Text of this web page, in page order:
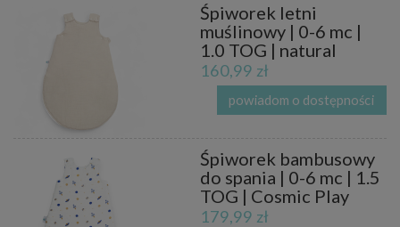
Śpiworek letni
muślinowy | 0-6 mc |
1.0 TOG | natural
160,99 zł
powiadom o dostępności
Śpiworek bambusowy
do spania | 0-6 mc | 1.5
TOG | Cosmic Play
179,99 zł